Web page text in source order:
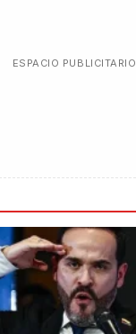
ESPACIO PUBLICITARIO